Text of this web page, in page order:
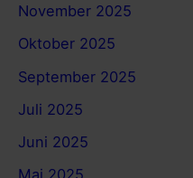
November 2025
Oktober 2025
September 2025
Juli 2025
Juni 2025
Mai 2025